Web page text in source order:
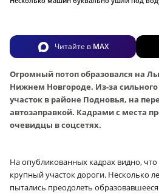
Читайте в MAX
Огромный потоп образовался на
Нижнем Новгороде. Из-за
участок в районе Подновья, на
автозаправкой. Кадрами с места
очевидцы в соцсетях.
На опубликованных кадрах видно, что
крупный участок дороги. Несколько
пытались преодолеть